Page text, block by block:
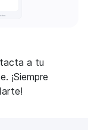
a tu
¡Siempre